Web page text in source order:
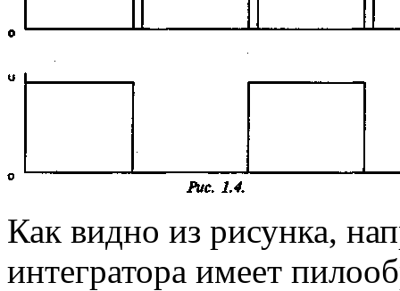
Как видно из рисунка,
интегратора имеет